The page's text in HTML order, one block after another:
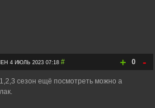
+ 0 -
4 ИЮЛЬ 2023 07:18 #
сезон ещё посмотреть можно а